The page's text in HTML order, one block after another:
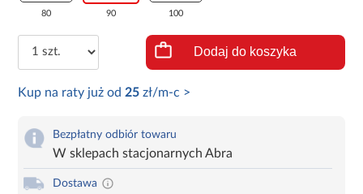
80 90 100
Dodaj do koszyka
Kup na raty już od 25 zł/m-c >
Bezpłatny odbiór towaru
W sklepach stacjonarnych Abra
Dostawa